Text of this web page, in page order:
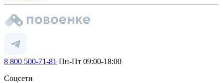
8 800 500-71-81 Пн-Пт 09:00-18:00
Соцсети